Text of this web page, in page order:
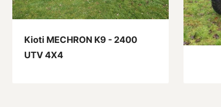
Kioti MECHRON K9 - 2400
UTV 4X4
Kioti